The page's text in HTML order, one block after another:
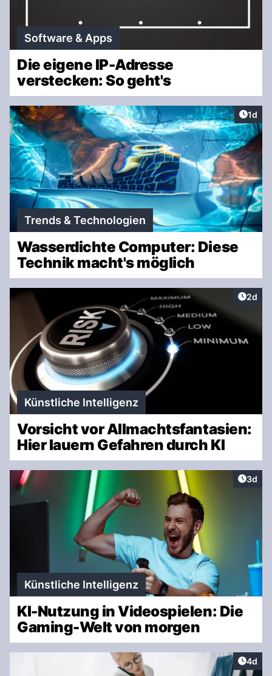
Software & Apps
Die eigene IP-Adresse
verstecken: So geht's
1d
Trends & Technologien
Wasserdichte Computer: Diese
Technik macht's möglich
2d
Künstliche Intelligenz
Vorsicht vor Allmachtsfantasien:
Hier lauern Gefahren durch KI
3d
Künstliche Intelligenz
KI-Nutzung in Videospielen: Die
Gaming-Welt von morgen
4d